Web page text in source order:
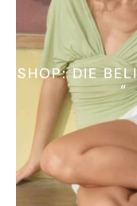
SHOP: DIE
“